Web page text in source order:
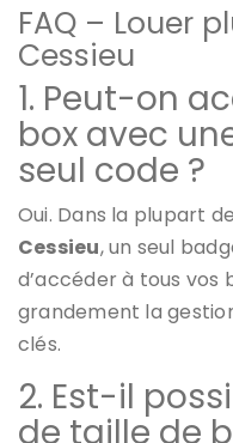
FAQ – Louer
Cessieu
1. Peut-on
box avec
seul code ?
Oui. Dans la plupart
Cessieu, un seul
d’accéder à tous vos
grandement la
clés.
2. Est-il
de taille de